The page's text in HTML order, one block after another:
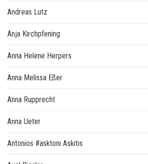
Andreas Lutz
Anja Kirchpfening
Anna Helene Herpers
Anna Melissa Eßer
Anna Rupprecht
Anna Ueter
Antonios #asktoni Askitis